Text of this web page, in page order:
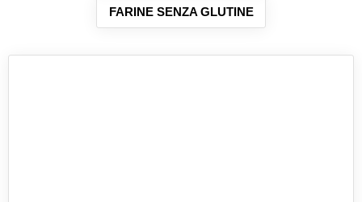
FARINE SENZA GLUTINE